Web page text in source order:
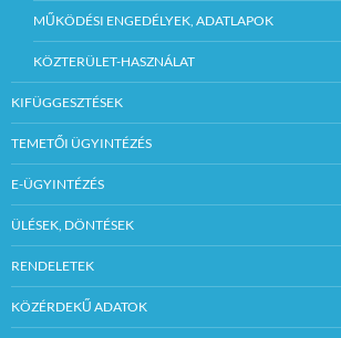
MŰKÖDÉSI ENGEDÉLYEK, ADATLAPOK
KÖZTERÜLET-HASZNÁLAT
KIFÜGGESZTÉSEK
TEMETŐI ÜGYINTÉZÉS
E-ÜGYINTÉZÉS
ÜLÉSEK, DÖNTÉSEK
RENDELETEK
KÖZÉRDEKŰ ADATOK